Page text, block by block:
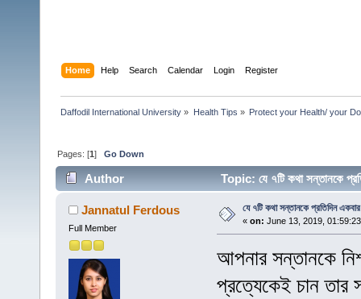
Home Help Search Calendar Login Register
Daffodil International University » Health Tips » Protect your Health/ your
Pages: [1]Go Down
Author Topic: যে ৭টি কথা সন্তানকে
Jannatul Ferdous
Full Member
যে ৭টি কথা সন্তানকে প্রতিদিন
« on: June 13, 2019,
আপনার সন্তানকে
প্রত্যেকেই চান